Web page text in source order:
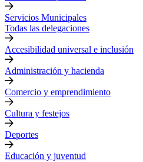
Servicios Municipales
Todas las delegaciones
Accesibilidad universal e inclusión
Administración y hacienda
Comercio y emprendimiento
Cultura y festejos
Deportes
Educación y juventud